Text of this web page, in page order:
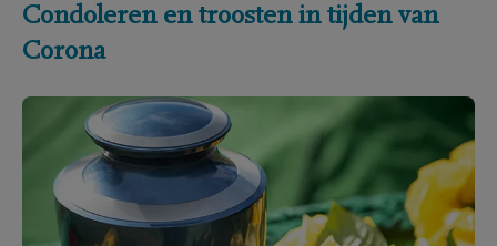
Condoleren en troosten in tijden van
Corona